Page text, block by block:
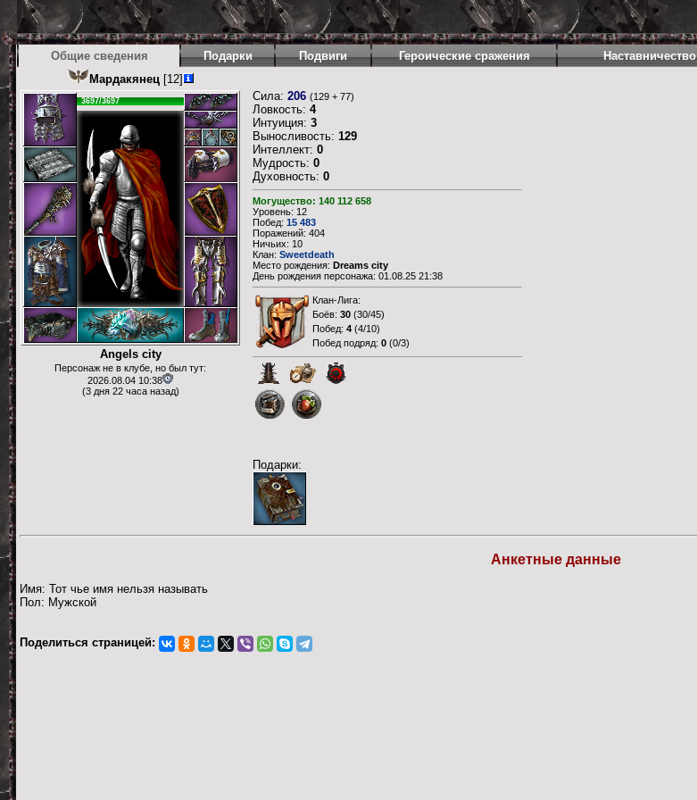
Общие сведения Подарки Подвиги Героические сражения
Наставничество
Мардакянец[12]
3697/3697
Angels city
Персонаж не в клубе, но был тут:
2026.08.04 10:38
(3 дня 22 часа назад)
Сила: 206 (129 + 77)
Ловкость: 4
Интуиция: 3
Выносливость: 129
Интеллект: 0
Мудрость: 0
Духовность: 0
Могущество: 140 112 658
Уровень: 12
Побед: 15 483
Поражений: 404
Ничьих: 10
Клан: Sweetdeath
Место рождения: Dreams city
День рождения персонажа: 01.08.25 21:38
Клан-Лига:
Боёв: 30 (30/45)
Побед: 4 (4/10)
Побед подряд: 0 (0/3)
Подарки:
Анкетные данные
Имя: Тот чье имя нельзя называть
Пол: Мужской
Поделиться страницей: